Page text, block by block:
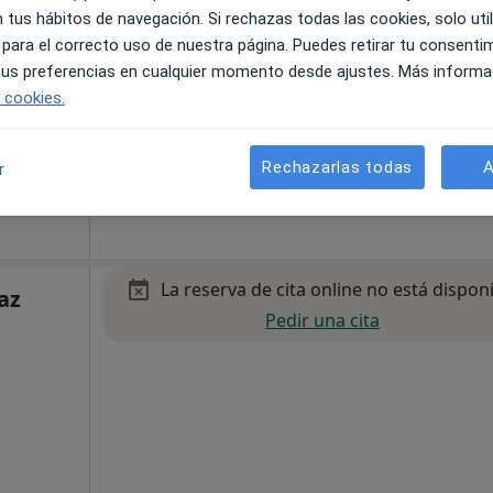
La reserva de cita online no está
Pedir una cita
tus hábitos de navegación. Si rechazas todas las cookies, solo
el correcto uso de nuestra página. Puedes retirar tu
preferencias en cualquier momento desde ajustes. Más
Rechazarlas todas